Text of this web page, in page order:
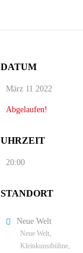
DATUM
März 11 2022
Abgelaufen!
UHRZEIT
20:00
STANDORT
Neue Welt
Neue Welt,
Kleinkunstbühne,